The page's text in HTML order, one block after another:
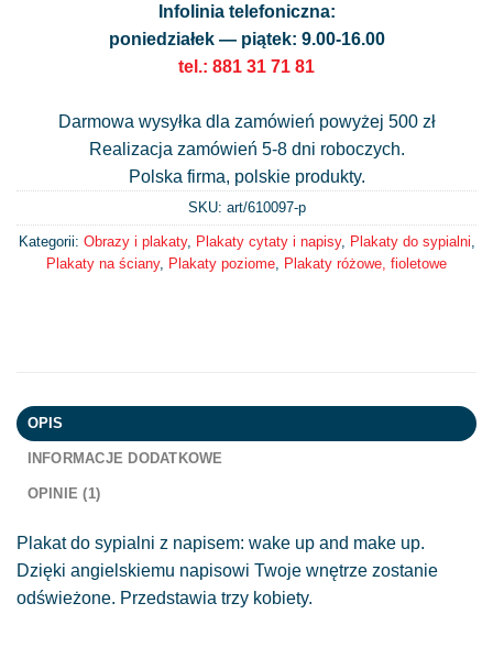
Infolinia telefoniczna:
poniedziałek — piątek: 9.00-16.00
tel.: 881 31 71 81
Darmowa wysyłka dla zamówień powyżej 500 zł
Realizacja zamówień 5-8 dni roboczych.
Polska firma, polskie produkty.
SKU: art/610097-p
Kategorii: Obrazy i plakaty, Plakaty cytaty i napisy, Plakaty do sypialni
Plakaty na ściany, Plakaty poziome Plakaty różowe, fioletowe
OPIS
INFORMACJE DODATKOWE
OPINIE (1)
Plakat do sypialni z napisem: wake up and make up.
Dzięki angielskiemu napisowi Twoje wnętrze zostanie
odświeżone. Przedstawia trzy kobiety.